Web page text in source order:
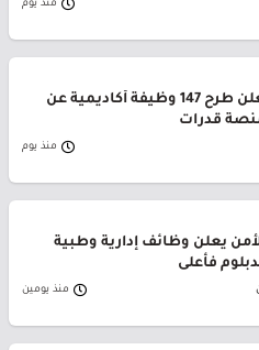
منذ يوم
جامعة القصيم تعلن طرح 147 وظيفة أكاديمية عن
قدرات
منذ يوم
يعلن وظائف إدارية وطبية
فأعلى
منذ يومين